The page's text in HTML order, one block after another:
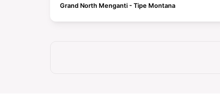
Grand North Menganti - Tipe Montana